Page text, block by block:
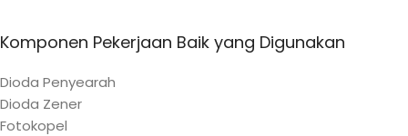
Komponen Pekerjaan Baik yang Digunakan
Dioda Penyearah
Dioda Zener
Fotokopel